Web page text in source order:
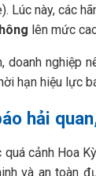
Lúc này, các
lên mức
doanh nghiệp
hạn hiệu lực
hải
cảnh Hoa
và an toàn